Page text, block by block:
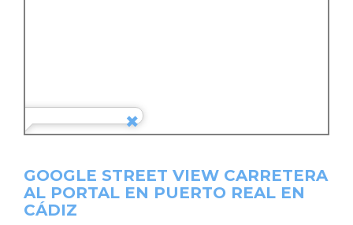
GOOGLE STREET VIEW CARRETERA
AL PORTAL EN PUERTO REAL EN
CÁDIZ